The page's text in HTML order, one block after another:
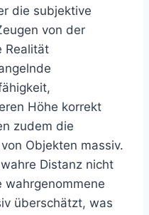
die subjektive
von der
Realität
Höhe korrekt
zudem die
Objekten massiv.
Distanz nicht
überschätzt, was